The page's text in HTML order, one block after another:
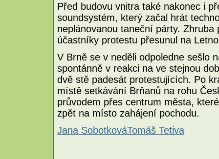
Před budovu vnitra také nakonec i
soundsystém, který začal hrát
neplánovanou taneční párty.
účastníky protestu přesunul na
V Brně se v neděli odpoledne sešlo
spontánně v reakci na ve stejnou
dvě stě padesát protestujících. Po
místě setkávání Brňanů na rohu
průvodem přes centrum města,
zpět na místo zahájení pochodu.
Jana SobotkováTomáš Tetiva